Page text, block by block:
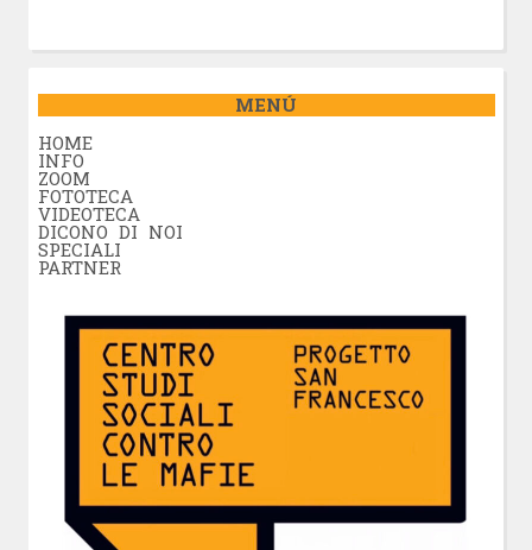
MENÚ
HOME
INFO
ZOOM
FOTOTECA
VIDEOTECA
DICONO DI NOI
SPECIALI
PARTNER